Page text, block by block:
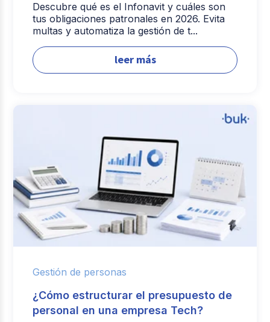
Descubre qué es el Infonavit y cuáles son
tus obligaciones patronales en 2026. Evita
multas y automatiza la gestión de t...
leer más
Gestión de personas
¿Cómo estructurar el presupuesto de
personal en una empresa Tech?